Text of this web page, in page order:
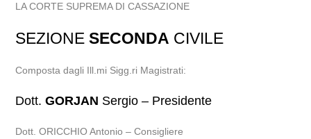
LA CORTE SUPREMA DI CASSAZIONE
SEZIONESECONDA CIVILE
Composta dagli Ill.mi Sigg.ri Magistrati:
Dott.GORJAN Sergio – Presidente
Dott. ORICCHIO Antonio – Consigliere